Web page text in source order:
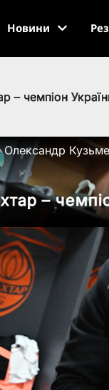
Новини
– чемпіон
Олександр
–